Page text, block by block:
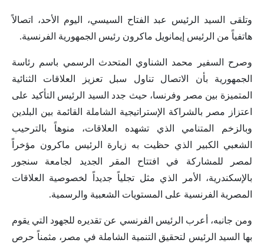
وتلقى السيد الرئيس عبد الفتاح السيسي، اليوم الأحد، اتصالاً
هاتفياً من الرئيس إيمانويل ماكرون رئيس الجمهورية الفرنسية.
وصرح السفير محمد الشناوي المتحدث الرسمي باسم رئاسة
الجمهورية بأن الاتصال تناول سبل تعزيز العلاقات الثنائية
المتميزة بين مصر وفرنسا، حيث جدد السيد الرئيس التأكيد على
اعتزاز مصر بالشراكة الإستراتيجية الشاملة القائمة بين البلدين
وبالزخم المتنامي الذي تشهده العلاقات، منوهاً بالترحيب
الشعبي الكبير الذي حظيت به زيارة الرئيس ماكرون مؤخراً
لمصر للمشاركة في افتتاح المقر الجديد لجامعة سنجور
بالإسكندرية، الأمر الذي مثل تجلياً جديداً لخصوصية العلاقات
المصرية الفرنسية على المستويات الشعبية والرسمية.
ومن جانبه، أعرب الرئيس الفرنسي عن تقديره للجهود التي يقوم
بها السيد الرئيس لتحقيق التنمية الشاملة في مصر، مثمناً حرص